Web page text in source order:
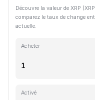
Découvre la valeur de XRP
comparez le taux de change
actuelle.
Acheter
Activé